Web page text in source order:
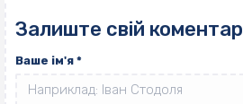
Залиште свій коментар
Ваше ім'я *